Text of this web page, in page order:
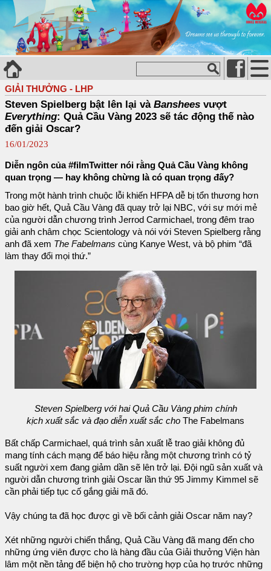
GIẢI THƯỞNG - LHP
Steven Spielberg bật lên lại và Banshees vượt
Everything: Quả Cầu Vàng 2023 sẽ tác động thế nào
đến giải Oscar?
16/01/2023
Diễn ngôn của #filmTwitter nói rằng Quả Cầu Vàng không
quan trọng — hay không chừng là có quan trọng đấy?
Trong một hành trình chuộc lỗi khiến HFPA dễ bị tổn thương hơn
bao giờ hết, Quả Cầu Vàng đã quay trở lại NBC, với sự mới mẻ
của người dẫn chương trình Jerrod Carmichael, trong đêm trao
giải anh châm chọc Scientology và nói với Steven Spielberg rằng
anh đã xem The Fabelmans cùng Kanye West, và bộ phim “đã
làm thay đổi mọi thứ.”
Steven Spielberg với hai Quả Cầu Vàng phim chính
kịch xuất sắc và đạo diễn xuất sắc cho The Fabelmans
Bất chấp Carmichael, quá trình sản xuất lễ trao giải không đủ
mang tính cách mạng để báo hiệu rằng một chương trình có tỷ
suất người xem đang giảm dần sẽ lên trở lại. Đội ngũ sản xuất và
người dẫn chương trình giải Oscar lần thứ 95 Jimmy Kimmel sẽ
cần phải tiếp tục cố gắng giải mã đó.
Vậy chúng ta đã học được gì về bối cảnh giải Oscar năm nay?
Xét những người chiến thắng, Quả Cầu Vàng đã mang đến cho
những ứng viên được cho là hàng đầu của Giải thưởng Viện hàn
lâm một nền tảng để biện hộ cho trường hợp của họ trước những